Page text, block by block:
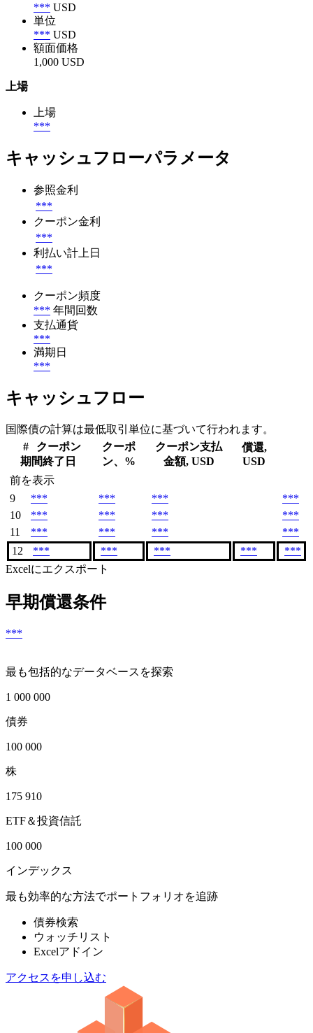
*** USD
単位
*** USD
額面価格
1,000 USD
上場
上場
***
キャッシュフローパラメータ
参照金利
***
クーポン金利
***
利払い計上日
***
クーポン頻度
*** 年間回数
支払通貨
***
満期日
***
キャッシュフロー
国際債の計算は最低取引単位に基づいて行われます。
#
クーポン
期間終了日
クーポ
ン、%
クーポン支払
金額, USD
償還,
USD
前を表示
9
*** *** ***
***
10
*** *** ***
***
11
*** *** ***
***
12
*** *** *** ***
***
Excelにエクスポート
早期償還条件
***
最も包括的なデータベースを探索
1 000 000
債券
100 000
株
175 910
ETF＆投資信託
100 000
インデックス
最も効率的な方法でポートフォリオを追跡
債券検索
ウォッチリスト
Excelアドイン
アクセスを申し込む